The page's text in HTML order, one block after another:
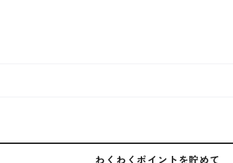
わくわくポイントを貯めて